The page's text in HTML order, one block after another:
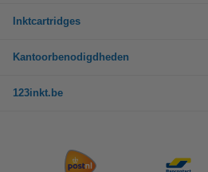
Inktcartridges
Kantoorbenodigdheden
123inkt.be